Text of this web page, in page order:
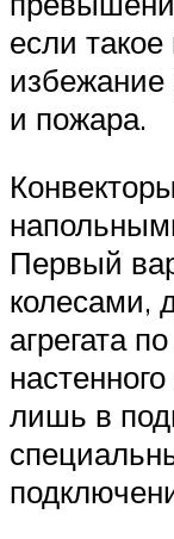
если
избежание
и пожара.
Первый
колесами,
агрегата
лишь в